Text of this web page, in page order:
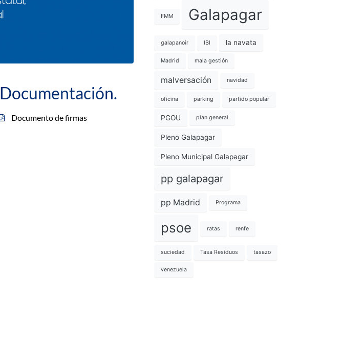
Documentación.
Documento de firmas
FMM Galapagar
galapanoir IBI la navata
Madrid mala gestión
malversación navidad
oficina parking partido popular
PGOU plan general
Pleno Galapagar
Pleno Municipal Galapagar
pp galapagar
pp Madrid Programa
psoe ratas renfe
suciedad Tasa Residuos tasazo
venezuela